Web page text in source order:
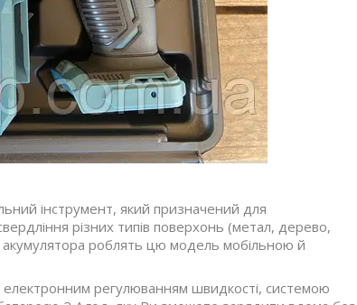
інструмент, який призначений для
різних типів поверхонь (метал, дерево,
роблять цю модель мобільною й
регулюванням швидкості, системою